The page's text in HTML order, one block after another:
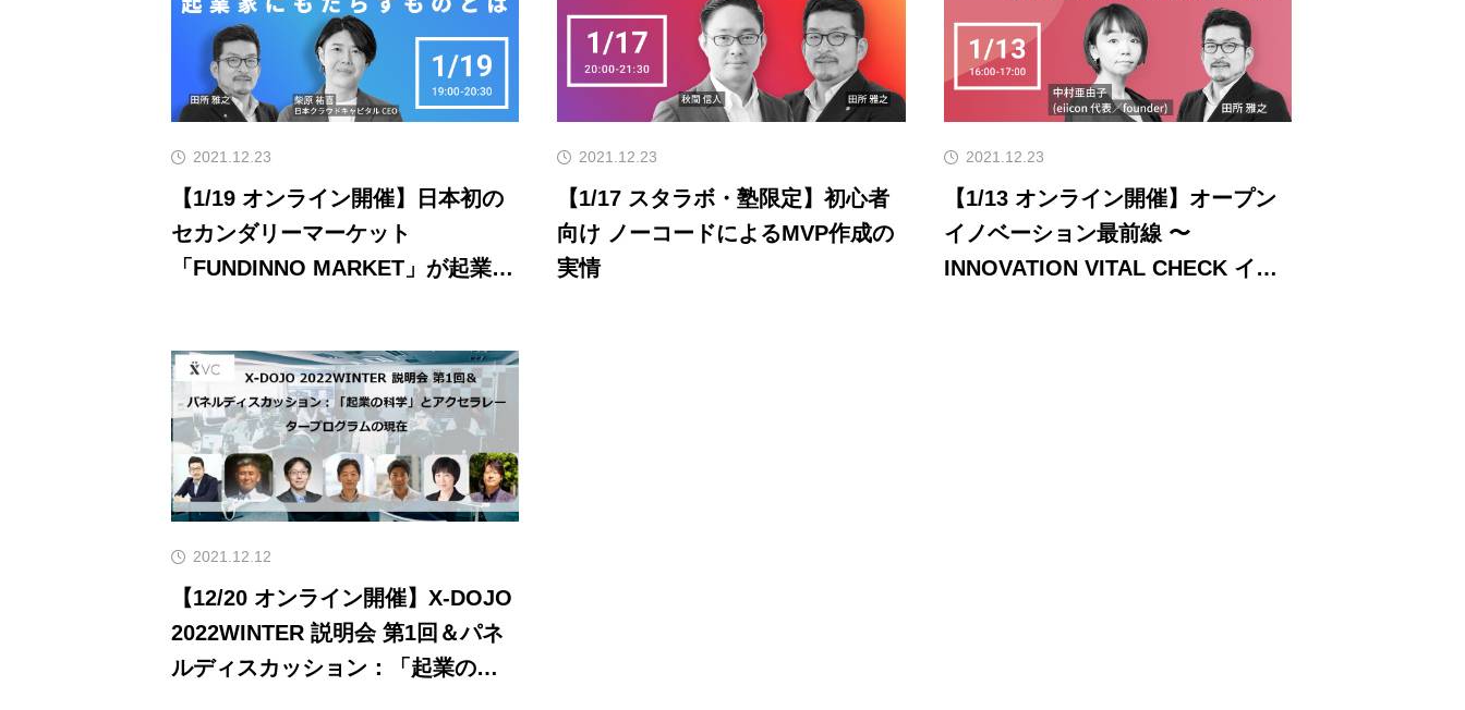
2021.12.23
【1/19 オンライン開催】日本初の
セカンダリーマーケット
「FUNDINNO MARKET」が起業家
2021.12.23
【1/17 スタラボ・塾限定】初心者
向け ノーコードによるMVP作成の
実情
2021.12.23
【1/13 オンライン開催】オープン
イノベーション最前線 〜
INNOVATION VITAL CHECK イノ
2021.12.12
【12/20 オンライン開催】X-DOJO
2022WINTER 説明会 第1回＆パネ
ルディスカッション：「起業の科